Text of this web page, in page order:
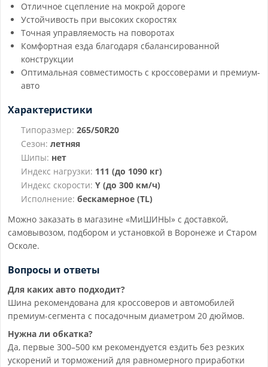
Отличное сцепление на мокрой дороге
Устойчивость при высоких скоростях
Точная управляемость на поворотах
Комфортная езда благодаря сбалансированной
конструкции
Оптимальная совместимость с кроссоверами и премиум-
авто
Характеристики
Типоразмер: 265/50R20
Сезон: летняя
Шипы: нет
Индекс нагрузки: 111 (до 1090 кг)
Индекс скорости: Y (до 300 км/ч)
Исполнение: бескамерное (TL)
Можно заказать в магазине «МиШИНЫ» с доставкой,
самовывозом, подбором и установкой в Воронеже и Старом
Осколе.
Вопросы и ответы
Для каких авто подходит?
Шина рекомендована для кроссоверов и автомобилей
премиум-сегмента с посадочным диаметром 20 дюймов.
Нужна ли обкатка?
Да, первые 300–500 км рекомендуется ездить без резких
ускорений и торможений для равномерного приработки